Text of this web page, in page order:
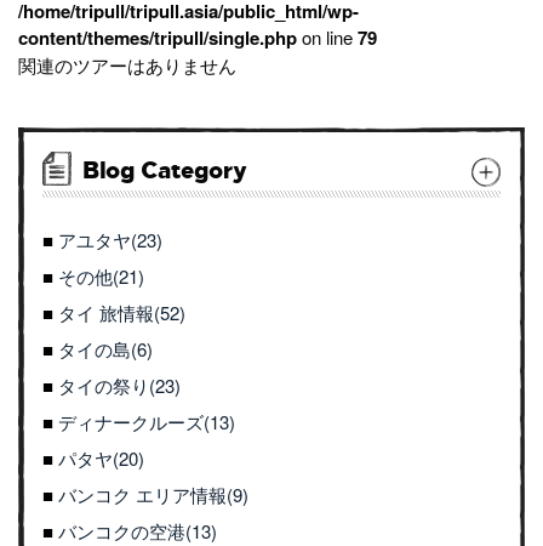
/home/tripull/tripull.asia/public_html/wp-
content/themes/tripull/single.phpon line79
関連のツアーはありません
Blog Category
アユタヤ(23)
その他(21)
タイ 旅情報(52)
タイの島(6)
タイの祭り(23)
ディナークルーズ(13)
パタヤ(20)
バンコク エリア情報(9)
バンコクの空港(13)